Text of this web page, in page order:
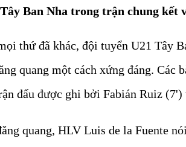
Ban Nha trong trận chung kết
thứ đã khác, đội tuyển U21 Tây
quang một cách xứng đáng. Các
đấu được ghi bởi Fabián Ruiz
quang, HLV Luis de la Fuente